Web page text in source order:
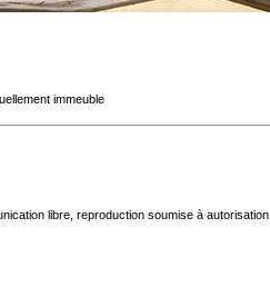
immeuble
libre, reproduction soumise à autorisation